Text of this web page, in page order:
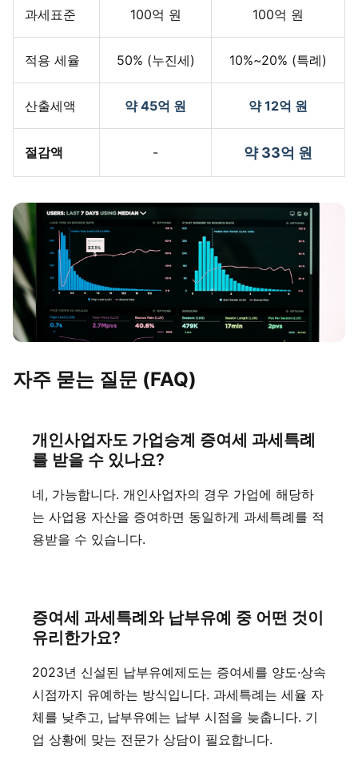
과세표준 100억 원 100억 원
적용 세율 50% (누진세) 10%~20% (특례)
산출세액 약 45억 원 약 12억 원
절감액 - 약 33억 원
자주 묻는 질문 (FAQ)
개인사업자도 가업승계 증여세 과세특례
를 받을 수 있나요?
네, 가능합니다. 개인사업자의 경우 가업에 해당하
는 사업용 자산을 증여하면 동일하게 과세특례를 적
용받을 수 있습니다.
증여세 과세특례와 납부유예 중 어떤 것이
유리한가요?
2023년 신설된 납부유예제도는 증여세를 양도·상속
시점까지 유예하는 방식입니다. 과세특례는 세율 자
체를 낮추고, 납부유예는 납부 시점을 늦춥니다. 기
업 상황에 맞는 전문가 상담이 필요합니다.